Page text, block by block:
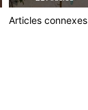
Articles connexes